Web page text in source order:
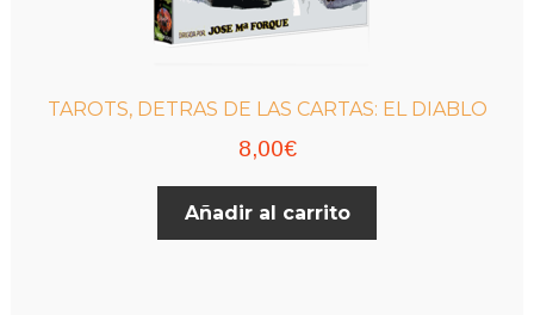
TAROTS, DETRAS DE LAS CARTAS: EL DIABLO
8,00€
Añadir al carrito